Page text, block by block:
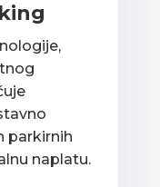
parkirnih
naplatu.